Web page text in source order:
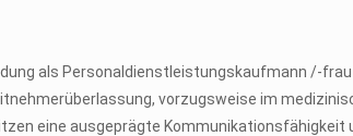
als Personaldienstleistungskaufmann /-
vorzugsweise im
eine ausgeprägte Kommunikationsfähigkeit